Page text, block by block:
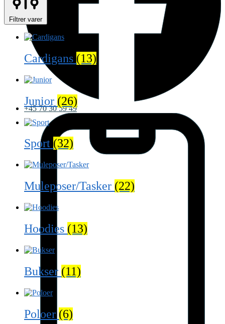
+45 70 30 59 49
Filtrer varer
Cardigans (13)
Junior (26)
Sport (32)
Muleposer/Tasker (22)
Hoodies (13)
Bukser (11)
Poloer (6)